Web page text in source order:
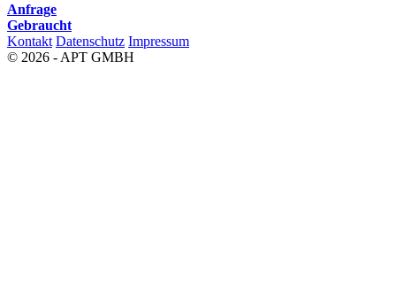
Anfrage
Gebraucht
Kontakt Datenschutz Impressum
© 2026 - APT GMBH